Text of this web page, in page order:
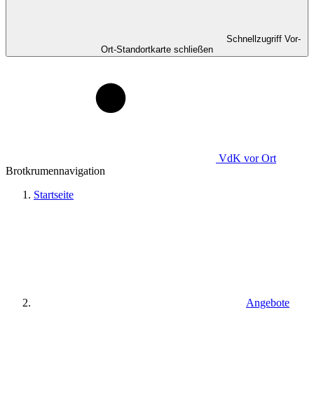
Schnellzugriff Vor-
Ort-Standortkarte schließen
VdK vor Ort
Brotkrumennavigation
Startseite
Angebote